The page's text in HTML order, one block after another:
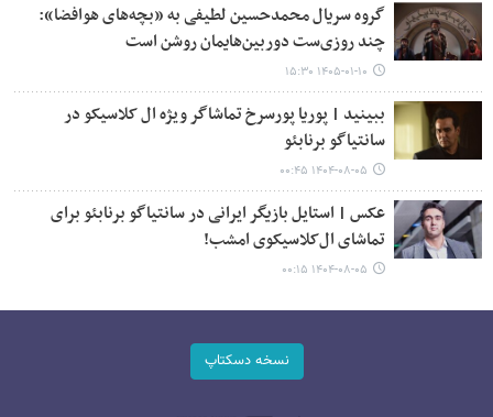
گروه سریال محمدحسین لطیفی به «بچه‌های هوافضا»:
چند روزی‌ست دوربین‌هایمان روشن است
۱۴۰۵-۰۱-۱۰ ۱۵:۳۰
ببینید | پوریا پورسرخ تماشاگر ویژه ال کلاسیکو در
سانتیاگو برنابئو
۱۴۰۴-۰۸-۰۵ ۰۰:۴۵
عکس | استایل بازیگر ایرانی در سانتیاگو برنابئو برای
تماشای ال‌کلاسیکوی امشب!
۱۴۰۴-۰۸-۰۵ ۰۰:۱۵
نسخه دسکتاپ